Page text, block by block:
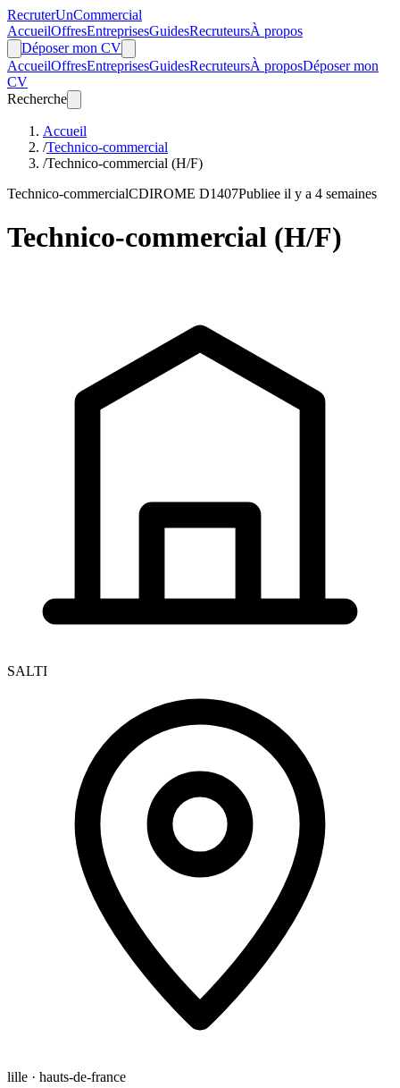
RecruterUnCommercial
AccueilOffresEntreprisesGuidesRecruteursÀ propos
Déposer mon CV
AccueilOffresEntreprisesGuidesRecruteursÀ proposDéposer mon
CV
Recherche
Accueil
/Technico-commercial
/Technico-commercial (H/F)
Technico-commercialCDIROME D1407Publiee il y a 4 semaines
Technico-commercial (H/F)
SALTI
lille · hauts-de-france